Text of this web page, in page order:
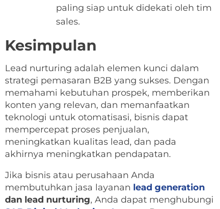
paling siap untuk didekati oleh tim
sales.
Kesimpulan
Lead nurturing adalah elemen kunci dalam
strategi pemasaran B2B yang sukses. Dengan
memahami kebutuhan prospek, memberikan
konten yang relevan, dan memanfaatkan
teknologi untuk otomatisasi, bisnis dapat
mempercepat proses penjualan,
meningkatkan kualitas lead, dan pada
akhirnya meningkatkan pendapatan.
Jika bisnis atau perusahaan Anda
membutuhkan jasa layanan lead generation
dan lead nurturing, Anda dapat menghubungi